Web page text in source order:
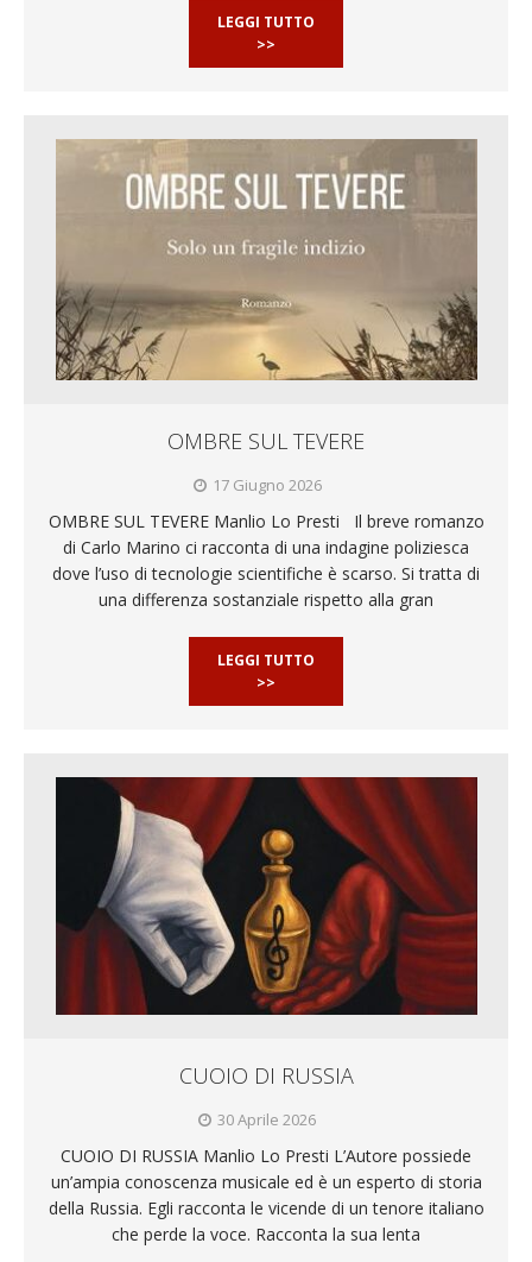
LEGGI TUTTO
>>
OMBRE SUL TEVERE
17 Giugno 2026
OMBRE SUL TEVERE Manlio Lo Presti Il breve romanzo
di Carlo Marino ci racconta di una indagine poliziesca
dove l’uso di tecnologie scientifiche è scarso. Si tratta di
una differenza sostanziale rispetto alla gran
LEGGI TUTTO
>>
CUOIO DI RUSSIA
30 Aprile 2026
CUOIO DI RUSSIA Manlio Lo Presti L’Autore possiede
un’ampia conoscenza musicale ed è un esperto di storia
della Russia. Egli racconta le vicende di un tenore italiano
che perde la voce. Racconta la sua lenta